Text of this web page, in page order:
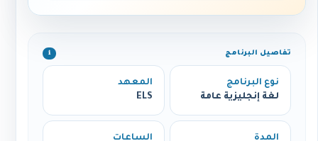
تفاصيل البرنامج ℹ️
نوع البرنامج
لغة إنجليزية عامة
المعهد
ELS
المدة
الساعات